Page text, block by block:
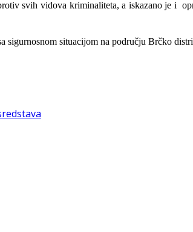
svih vidova kriminaliteta, a iskazano je i
sigurnosnom situacijom na području Brčko